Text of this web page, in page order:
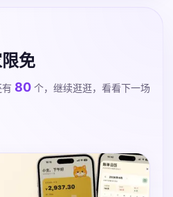
免
80 个，继续逛逛，看看下一场